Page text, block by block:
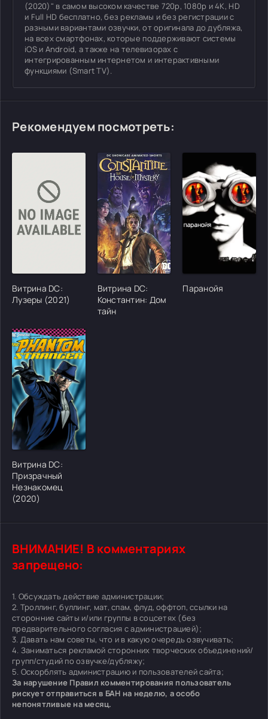
(2020)" в самом высоком качестве 720p, 1080p и 4K, HD
и Full HD бесплатно, без рекламы и без регистрации с
разными вариантами озвучки, от оригинала до дубляжа,
на всех смартфонах, которые поддерживают системы
iOS и Android, а также на телевизорах с
интегрированным интернетом и интерактивными
функциями (Smart TV).
Рекомендуем посмотреть:
[/xfgiven_cvh_poster_urlcvh_poster_url]
Витрина DC:
Лузеры (2021)
[/xfgiven_cvh_poster_urlcvh_poster_url]
Витрина DC:
Константин: Дом
тайн
Паранойя
[/xfgiven_cvh_poster_urlcvh_poster_url]
Витрина DC:
Призрачный
Незнакомец
(2020)
ВНИМАНИЕ! В комментариях
запрещено:
1. Обсуждать действие администрации;
2. Троллинг, буллинг, мат, спам, флуд, оффтоп, ссылки на
сторонние сайты и/или группы в соцсетях (без
предварительного согласия с администрацией);
3. Давать нам советы, что и в какую очередь озвучивать;
4. Заниматься рекламой сторонних творческих объединений/
групп/студий по озвучке/дубляжу;
5. Оскорблять администрацию и пользователей сайта;
За нарушение Правил комментирования пользователь
рискует отправиться в БАН на неделю, а особо
непонятливые на месяц.